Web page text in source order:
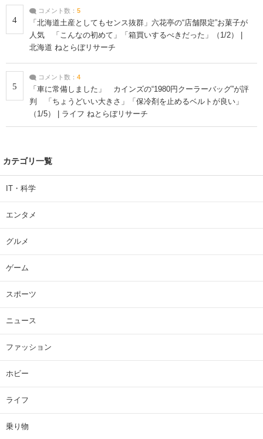
4
コメント数： 5
「北海道土産としてもセンス抜群」六花亭の“店舗限定”お菓子が
人気 「こんなの初めて」「箱買いするべきだった」（1/2） |
北海道 ねとらぼリサーチ
5
コメント数： 4
「車に常備しました」 カインズの“1980円クーラーバッグ”が評
判 「ちょうどいい大きさ」「保冷剤を止めるベルトが良い」
（1/5） | ライフ ねとらぼリサーチ
カテゴリ一覧
IT・科学
エンタメ
グルメ
ゲーム
スポーツ
ニュース
ファッション
ホビー
ライフ
乗り物